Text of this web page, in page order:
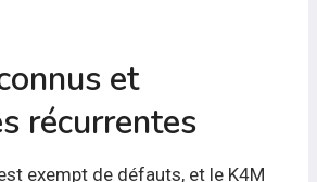
et
récurrentes
exempt de défauts, et le K4M